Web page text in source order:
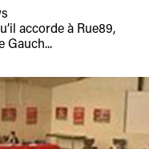
accorde à Rue89,
Gauch...